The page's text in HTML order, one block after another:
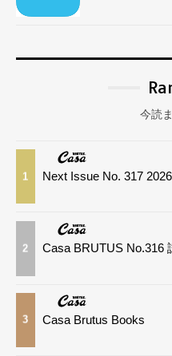
今読
1 Next Issue No. 317
2 Casa BRUTUS No.316
3 Casa Brutus Books